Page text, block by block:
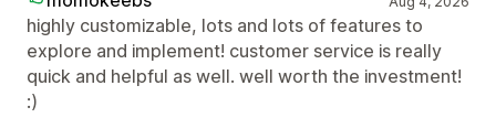
highly customizable, lots and lots of features to
explore and implement! customer service is really
quick and helpful as well. well worth the investment!
:)